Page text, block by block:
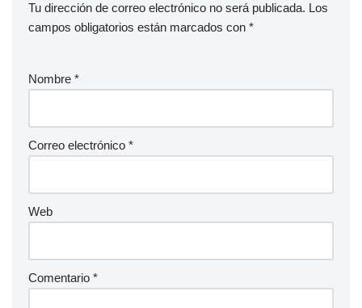
Tu dirección de correo electrónico no será publicada. Los
campos obligatorios están marcados con *
Nombre *
Correo electrónico *
Web
Comentario *